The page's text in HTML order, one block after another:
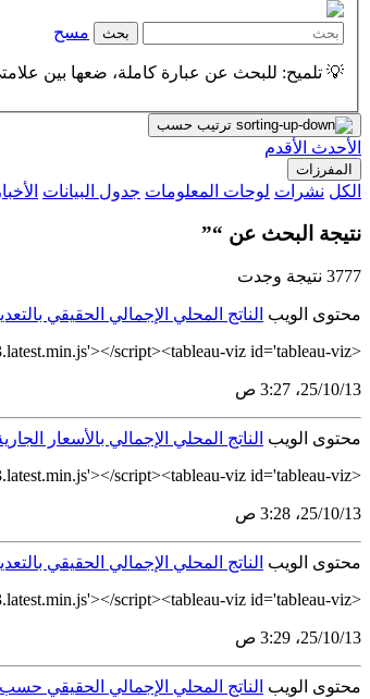
بحث مسح
💡 تلميح: للبحث عن عبارة كاملة، ضعها بين
ترتيب حسب
الأحدث الأقدم
المفرزات
الكل نشرات لوحات المعلومات جدول البيانات الأخبار
نتيجة البحث عن “”
3777 نتيجة وجدت
محتوى الويب الناتج المحلي الإجمالي الحقيقي بالتعديلات
<script type='module' src='https://tableau.stats.gov.sa/javascripts/api/tableau.embedding.3.latest.min.js'></script><tableau-viz id='tableau-viz'...
13‏/10‏/25، 3:27 ص
محتوى الويب الناتج المحلي الإجمالي بالأسعار
<script type='module' src='https://tableau.stats.gov.sa/javascripts/api/tableau.embedding.3.latest.min.js'></script><tableau-viz id='tableau-viz'...
13‏/10‏/25، 3:28 ص
محتوى الويب الناتج المحلي الإجمالي الحقيقي بالتعديلات
<script type='module' src='https://tableau.stats.gov.sa/javascripts/api/tableau.embedding.3.latest.min.js'></script><tableau-viz id='tableau-viz'...
13‏/10‏/25، 3:29 ص
محتوى الويب الناتج المحلي الإجمالي الحقيقي حسب الأنشطة